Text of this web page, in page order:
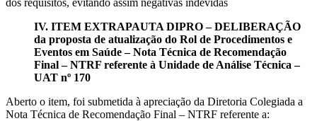
IV. ITEM EXTRAPAUTA DIPRO – DELIBERAÇÃO
da proposta de atualização do Rol de Procedimentos e
Eventos em Saúde – Nota Técnica de Recomendação
Final – NTRF referente à Unidade de Análise Técnica –
UAT nº 170
Aberto o item, foi submetida à apreciação da Diretoria Colegiada a
Nota Técnica de Recomendação Final – NTRF referente a: